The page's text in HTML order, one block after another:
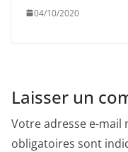
04/10/2020
Laisser un
Votre adresse e-mail
obligatoires sont